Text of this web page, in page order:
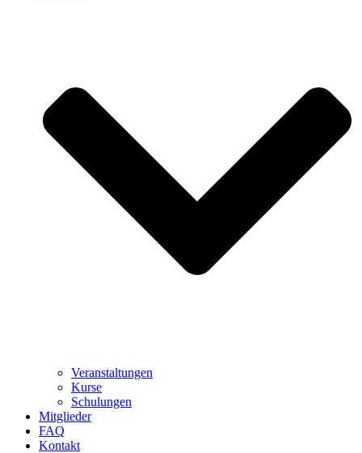
Veranstaltungen
Kurse
Schulungen
Mitglieder
FAQ
Kontakt